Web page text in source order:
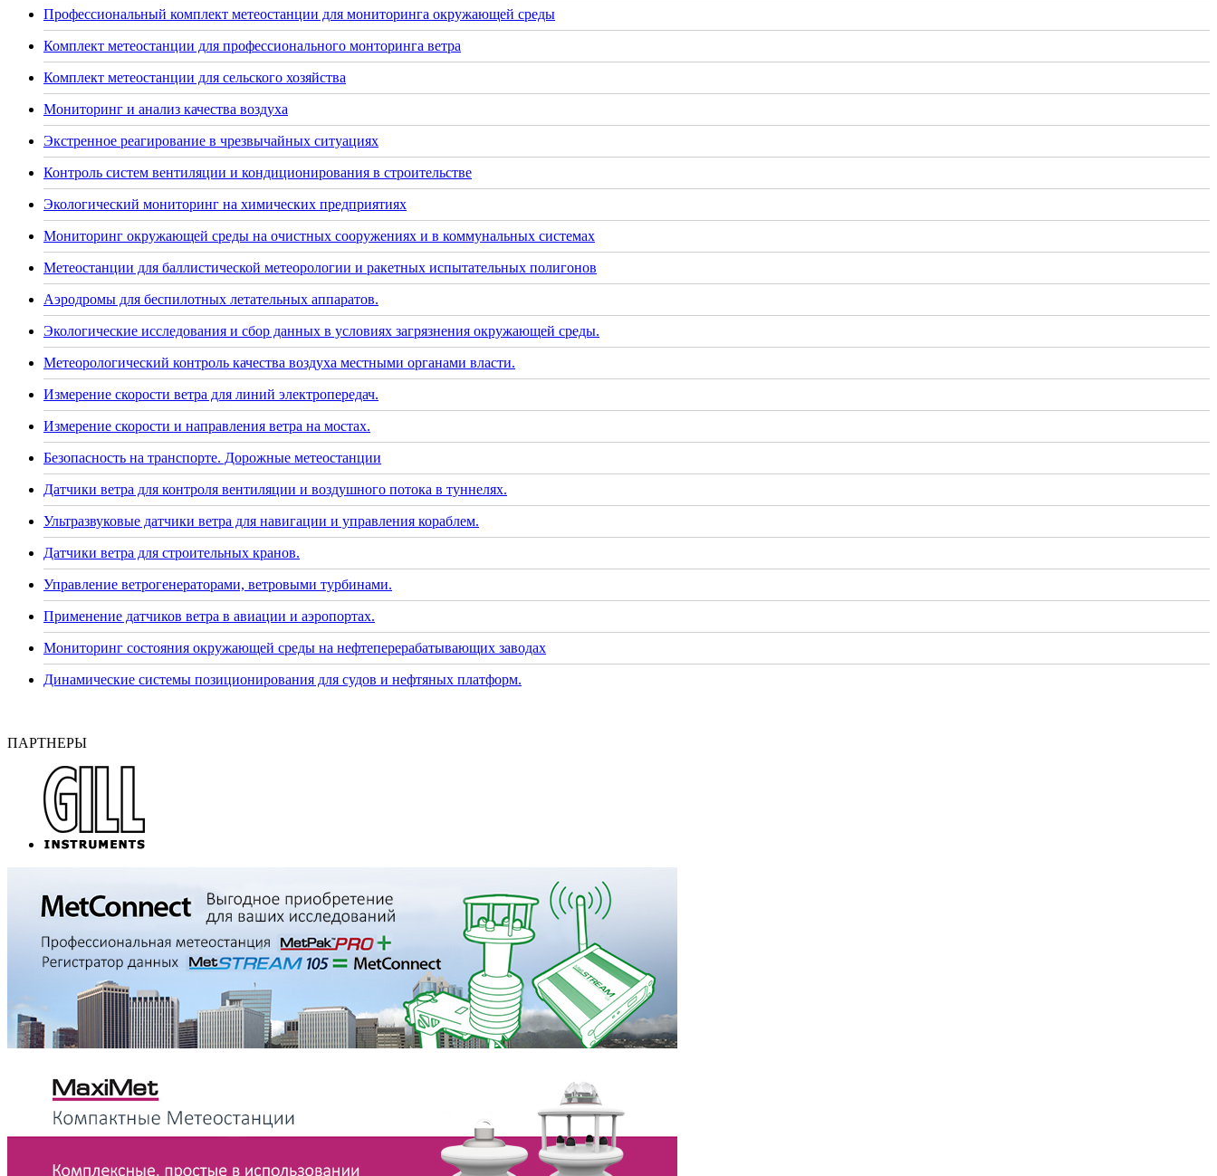
Профессиональный комплект метеостанции для мониторинга окружающей среды
Комплект метеостанции для профессионального монторинга ветра
Комплект метеостанции для сельского хозяйства
Мониторинг и анализ качества воздуха
Экстренное реагирование в чрезвычайных ситуациях
Контроль систем вентиляции и кондиционирования в строительстве
Экологический мониторинг на химических предприятиях
Мониторинг окружающей среды на очистных сооружениях и в коммунальных системах
Метеостанции для баллистической метеорологии и ракетных испытательных полигонов
Аэродромы для беспилотных летательных аппаратов.
Экологические исследования и сбор данных в условиях загрязнения окружающей среды.
Метеорологический контроль качества воздуха местными органами власти.
Измерение скорости ветра для линий электропередач.
Измерение скорости и направления ветра на мостах.
Безопасность на транспорте. Дорожные метеостанции
Датчики ветра для контроля вентиляции и воздушного потока в туннелях.
Ультразвуковые датчики ветра для навигации и управления кораблем.
Датчики ветра для строительных кранов.
Управление ветрогенераторами, ветровыми турбинами.
Применение датчиков ветра в авиации и аэропортах.
Мониторинг состояния окружающей среды на нефтеперерабатывающих заводах
Динамические системы позиционирования для судов и нефтяных платформ.
ПАРТНЕРЫ